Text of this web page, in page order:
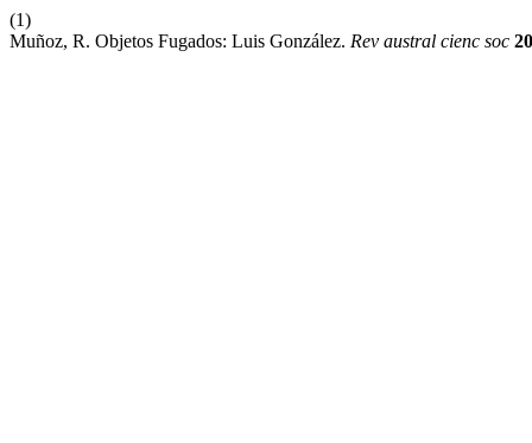
(1)
Muñoz, R. Objetos Fugados: Luis González. Rev austral cienc soc